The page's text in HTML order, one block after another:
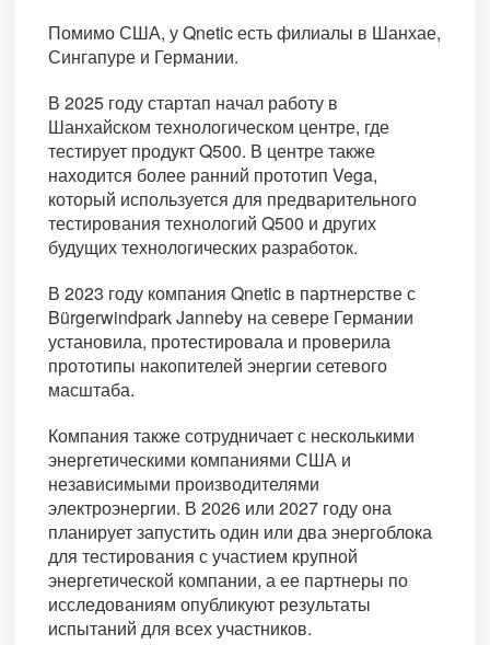
Помимо США, у Qnetic есть филиалы в Шанхае,
Сингапуре и Германии.
В 2025 году стартап начал работу в
Шанхайском технологическом центре, где
тестирует продукт Q500. В центре также
находится более ранний прототип Vega,
который используется для предварительного
тестирования технологий Q500 и других
будущих технологических разработок.
В 2023 году компания Qnetic в партнерстве с
Bürgerwindpark Janneby на севере Германии
установила, протестировала и проверила
прототипы накопителей энергии сетевого
масштаба.
Компания также сотрудничает с несколькими
энергетическими компаниями США и
независимыми производителями
электроэнергии. В 2026 или 2027 году она
планирует запустить один или два энергоблока
для тестирования с участием крупной
энергетической компании, а ее партнеры по
исследованиям опубликуют результаты
испытаний для всех участников.